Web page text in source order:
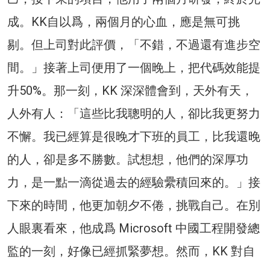
成。KK自以爲，兩個月的心血，應是無可挑
剔。但上司對此評價，「不錯，不過還有進步空
間。」接著上司便用了一個晚上，把代碼效能提
升50%。那一刻，KK 深深體會到，天外有天，
人外有人：「這些比我聰明的人，卻比我更努力
不懈。我已經算是很晚才下班的員工，比我還晚
的人，卻是多不勝數。試想想，他們的深厚功
力，是一點一滴從過去的經驗纍積回來的。」接
下來的時間，他更加朝夕不倦，挑戰自己。在別
人眼裏看來，他成爲 Microsoft 中國工程開發總
監的一刻，好像已經抓緊夢想。然而，KK 對自